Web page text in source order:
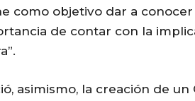
como objetivo dar a
de contar con la
asimismo, la creación de